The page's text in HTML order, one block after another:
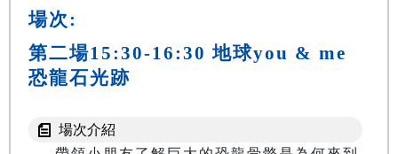
場次:
第二場15:30-16:30 地球you & me
恐龍石光跡
場次介紹